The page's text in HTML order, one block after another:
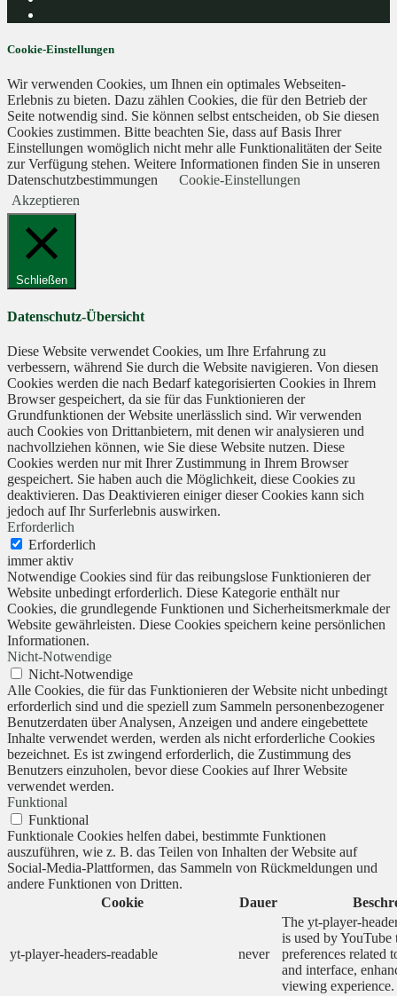
Cookie-Einstellungen
Wir verwenden Cookies, um Ihnen ein optimales Webseiten-
Erlebnis zu bieten. Dazu zählen Cookies, die für den Betrieb der
Seite notwendig sind. Sie können selbst entscheiden, ob Sie diesen
Cookies zustimmen. Bitte beachten Sie, dass auf Basis Ihrer
Einstellungen womöglich nicht mehr alle Funktionalitäten der Seite
zur Verfügung stehen. Weitere Informationen finden Sie in unseren
Datenschutzbestimmungen
Cookie-Einstellungen
Akzeptieren
Schließen
Datenschutz-Übersicht
Diese Website verwendet Cookies, um Ihre Erfahrung zu
verbessern, während Sie durch die Website navigieren. Von diesen
Cookies werden die nach Bedarf kategorisierten Cookies in Ihrem
Browser gespeichert, da sie für das Funktionieren der
Grundfunktionen der Website unerlässlich sind. Wir verwenden
auch Cookies von Drittanbietern, mit denen wir analysieren und
nachvollziehen können, wie Sie diese Website nutzen. Diese
Cookies werden nur mit Ihrer Zustimmung in Ihrem Browser
gespeichert. Sie haben auch die Möglichkeit, diese Cookies zu
deaktivieren. Das Deaktivieren einiger dieser Cookies kann sich
jedoch auf Ihr Surferlebnis auswirken.
Erforderlich
Erforderlich
immer aktiv
Notwendige Cookies sind für das reibungslose Funktionieren der
Website unbedingt erforderlich. Diese Kategorie enthält nur
Cookies, die grundlegende Funktionen und Sicherheitsmerkmale der
Website gewährleisten. Diese Cookies speichern keine persönlichen
Informationen.
Nicht-Notwendige
Nicht-Notwendige
Alle Cookies, die für das Funktionieren der Website nicht unbedingt
erforderlich sind und die speziell zum Sammeln personenbezogener
Benutzerdaten über Analysen, Anzeigen und andere eingebettete
Inhalte verwendet werden, werden als nicht erforderliche Cookies
bezeichnet. Es ist zwingend erforderlich, die Zustimmung des
Benutzers einzuholen, bevor diese Cookies auf Ihrer Website
verwendet werden.
Funktional
Funktional
Funktionale Cookies helfen dabei, bestimmte Funktionen
auszuführen, wie z. B. das Teilen von Inhalten der Website auf
Social-Media-Plattformen, das Sammeln von Rückmeldungen und
andere Funktionen von Dritten.
Cookie
Dauer
yt-player-headers-readable never
The yt-player-
is used by YouTube
preferences related
and interface,
viewing experience.